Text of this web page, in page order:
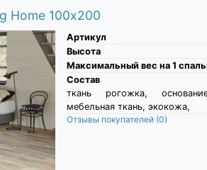
Парящая кровать
Home 100х200
Артикул
Высота
Максимальный вес на 1
Состав
ткань рогожка,
мебельная ткань, экокожа,
Отзывы покупателей (0)